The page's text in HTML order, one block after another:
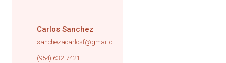
Carlos Sanchez
(954) 632-7421